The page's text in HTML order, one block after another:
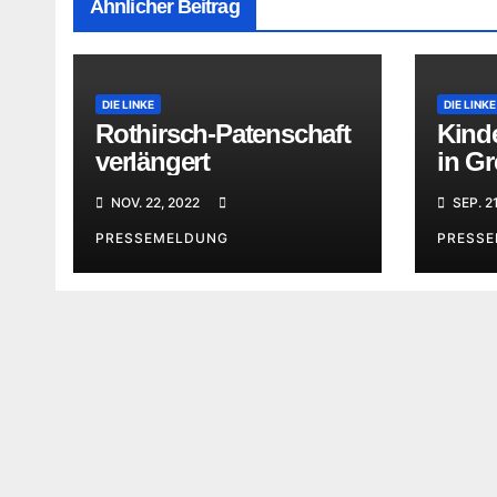
Ähnlicher Beitrag
DIE LINKE
Rothirsch-Patenschaft
verlängert
NOV. 22, 2022
PRESSEMELDUNG
DIE LINKE
in
SEP.